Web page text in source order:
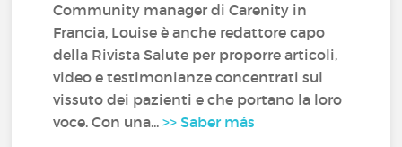
Community manager di Carenity in
Francia, Louise è anche redattore capo
della Rivista Salute per proporre articoli,
video e testimonianze concentrati sul
vissuto dei pazienti e che portano la loro
voce. Con una...>> Saber más